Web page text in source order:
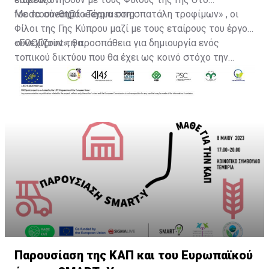
foodcoonect@foecyprus.org .
Με το σύνθημα «Τέρμα στη σπατάλη τροφίμων» , οι
Φίλοι της Γης Κύπρου μαζί με τους εταίρους του έργου
«FOODprint», θα
συνεχίζουν τη προσπάθεια για δημιουργία ενός
τοπικού δικτύου που θα έχει ως κοινό στόχο την
ανταλλαγή βέλτιστων πρακτικών και την στήριξη
όσον αφορά τη δωρεά τροφίμων.
Παρουσίαση της ΚΑΠ και του Ευρωπαϊκού